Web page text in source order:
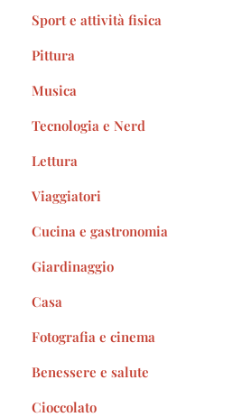
Sport e attività fisica
Pittura
Musica
Tecnologia e Nerd
Lettura
Viaggiatori
Cucina e gastronomia
Giardinaggio
Casa
Fotografia e cinema
Benessere e salute
Cioccolato